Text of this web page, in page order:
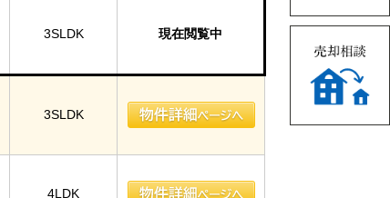
3SLDK 現在閲覧中
3SLDK
4LDK